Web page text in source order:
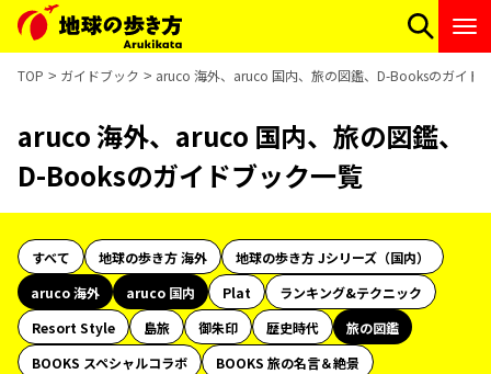
TOP ガイドブック aruco 海外、aruco 国内、旅の図鑑、D-Booksのガイド
aruco 海外、aruco 国内、旅の図鑑、
D-Booksのガイドブック一覧
すべて 地球の歩き方 海外
地球の歩き方 Jシリーズ（国内）
aruco 海外
aruco 国内 Plat
ランキング&テクニック
Resort Style
島旅 御朱印 歴史時代
旅の図鑑
BOOKS スペシャルコラボ
BOOKS 旅の名言＆絶景